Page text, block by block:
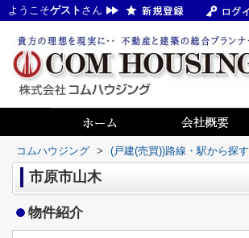
ようこそゲスト さん
コムハウジング > (戸建(売買))路線・駅から探す
市原市山木
物件紹介